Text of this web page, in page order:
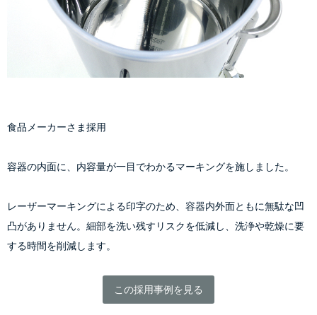
食品メーカーさま採用
容器の内面に、内容量が一目でわかるマーキングを施しました。
レーザーマーキングによる印字のため、容器内外面ともに無駄な凹
凸がありません。細部を洗い残すリスクを低減し、洗浄や乾燥に要
する時間を削減します。
この採用事例を見る